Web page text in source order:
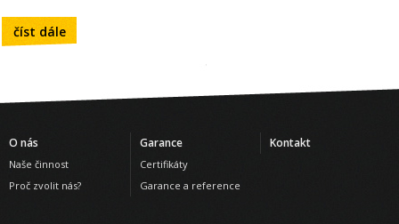
číst dále
O nás
Naše činnost
Proč zvolit nás?
Garance
Certifikáty
Garance a reference
Kontakt